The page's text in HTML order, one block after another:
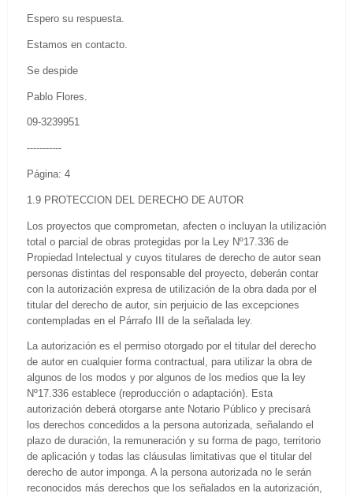
Espero su respuesta.
Estamos en contacto.
Se despide
Pablo Flores.
09-3239951
-----------
Página: 4
1.9 PROTECCION DEL DERECHO DE AUTOR
Los proyectos que comprometan, afecten o incluyan la utilización
total o parcial de obras protegidas por la Ley Nº17.336 de
Propiedad Intelectual y cuyos titulares de derecho de autor sean
personas distintas del responsable del proyecto, deberán contar
con la autorización expresa de utilización de la obra dada por el
titular del derecho de autor, sin perjuicio de las excepciones
contempladas en el Párrafo III de la señalada ley.
La autorización es el permiso otorgado por el titular del derecho
de autor en cualquier forma contractual, para utilizar la obra de
algunos de los modos y por algunos de los medios que la ley
Nº17.336 establece (reproducción o adaptación). Esta
autorización deberá otorgarse ante Notario Público y precisará
los derechos concedidos a la persona autorizada, señalando el
plazo de duración, la remuneración y su forma de pago, territorio
de aplicación y todas las cláusulas limitativas que el titular del
derecho de autor imponga. A la persona autorizada no le serán
reconocidos más derechos que los señalados en la autorización,